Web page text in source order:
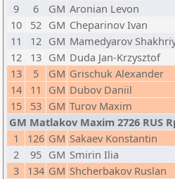
9
6 GM Aronian Levon
10
52 GM Cheparinov Ivan
11
12 GM Mamedyarov
12
13 GM Duda Jan-Krzysztof
13
5 GM Grischuk Alexander
14
11 GM Dubov Daniil
15
53 GM Turov Maxim
GM Matlakov Maxim 2726 RUS
1
126 GM Sakaev Konstantin
2
95 GM Smirin Ilia
3
134 GM Shcherbakov Ruslan